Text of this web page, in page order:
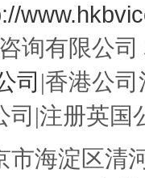
询有限公
司 |香港公
司|注册英
市海淀区清